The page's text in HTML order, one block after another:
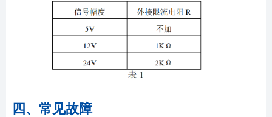
四、常见故障